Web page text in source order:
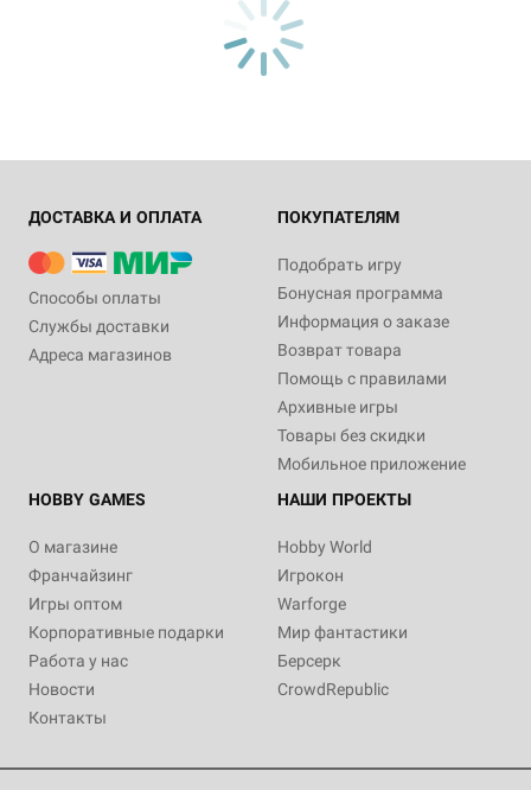
ДОСТАВКА И ОПЛАТА
Способы оплаты
Службы доставки
Адреса магазинов
ПОКУПАТЕЛЯМ
Подобрать игру
Бонусная программа
Информация о заказе
Возврат товара
Помощь с правилами
Архивные игры
Товары без скидки
Мобильное приложение
HOBBY GAMES
О магазине
Франчайзинг
Игры оптом
Корпоративные подарки
Работа у нас
Новости
Контакты
НАШИ ПРОЕКТЫ
Hobby World
Игрокон
Warforge
Мир фантастики
Берсерк
CrowdRepublic